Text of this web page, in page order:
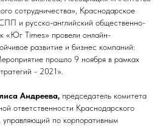
сотрудничества», Краснодарское
и русско-английский общественно-
«Юг Times» провели онлайн-
развитие и бизнес компаний:
прошло 9 ноября в рамках
- 2021».
Андреева, председатель комитета
ответственности Краснодарского
по корпоративным